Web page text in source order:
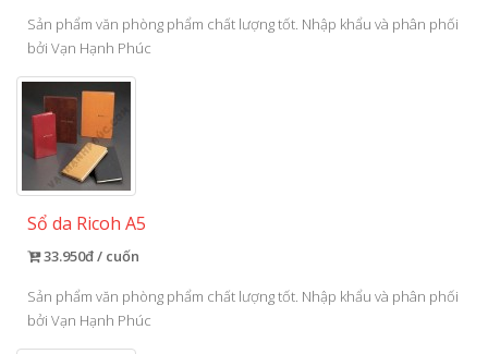
Sản phẩm văn phòng phẩm chất lượng tốt. Nhập khẩu và phân phối
bởi Vạn Hạnh Phúc
Sổ da Ricoh A5
33.950đ / cuốn
Sản phẩm văn phòng phẩm chất lượng tốt. Nhập khẩu và phân phối
bởi Vạn Hạnh Phúc